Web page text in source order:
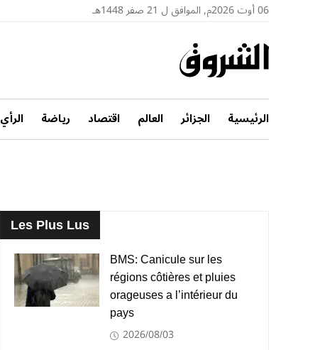
06 أوت 2026م, الموافق ل 21 صفر 1448هـ
الرئيسية الجزائر العالم اقتصاد رياضة الرأي
Les Plus Lus
BMS: Canicule sur les
régions côtières et pluies
orageuses a l’intérieur du
pays
2026/08/03